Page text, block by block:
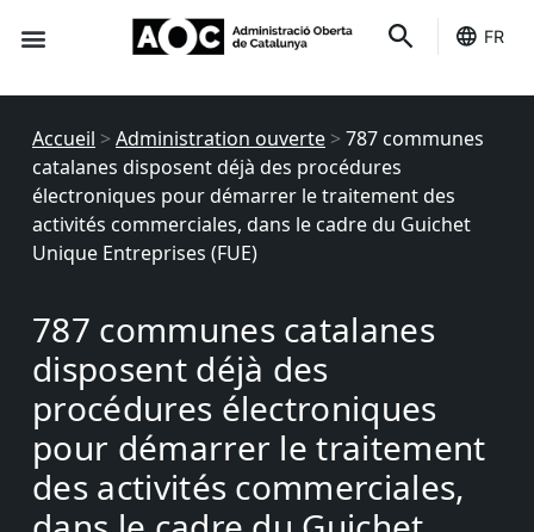
FR
Accueil >Administration ouverte >787 communes
catalanes disposent déjà des procédures
électroniques pour démarrer le traitement des
activités commerciales, dans le cadre du Guichet
Unique Entreprises (FUE)
787 communes catalanes
disposent déjà des
procédures électroniques
pour démarrer le traitement
des activités commerciales,